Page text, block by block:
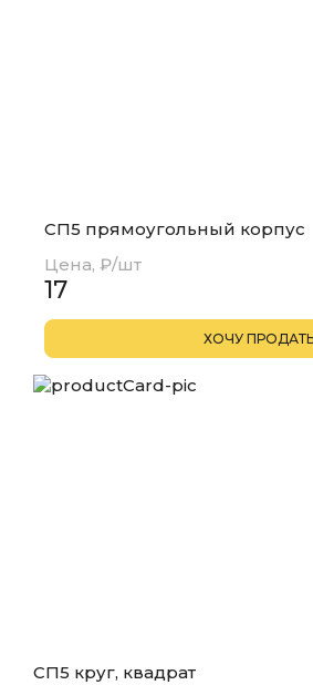
СП5 прямоугольный корпус
Цена, ₽/шт
17
СП5 круг, квадрат